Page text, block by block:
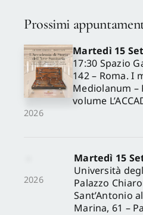
Prossimi
2026
Martedì 15
17:30 Spazio
142 – Roma. I
Mediolanum –
volume
2026
Martedì 15
Università
Palazzo
Sant’Antonio
Marina, 61 –